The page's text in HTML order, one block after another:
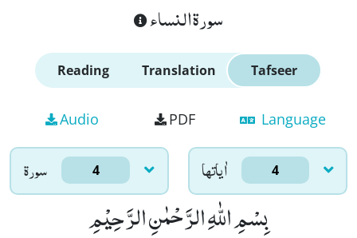
سورة النساء
Reading Translation Tafseer
Audio PDF Language
سورۃ 4 اٰياتها 4
بِسْمِ اللّٰهِ الرَّحْمٰنِ الرَّحِیْمِ